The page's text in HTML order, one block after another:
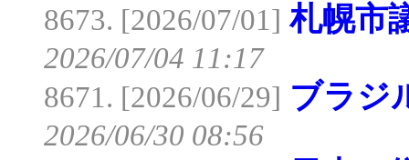
8673. [2026/07/01] 札幌市
2026/07/04 11:17
8671. [2026/06/29] ブラジ
2026/06/30 08:56